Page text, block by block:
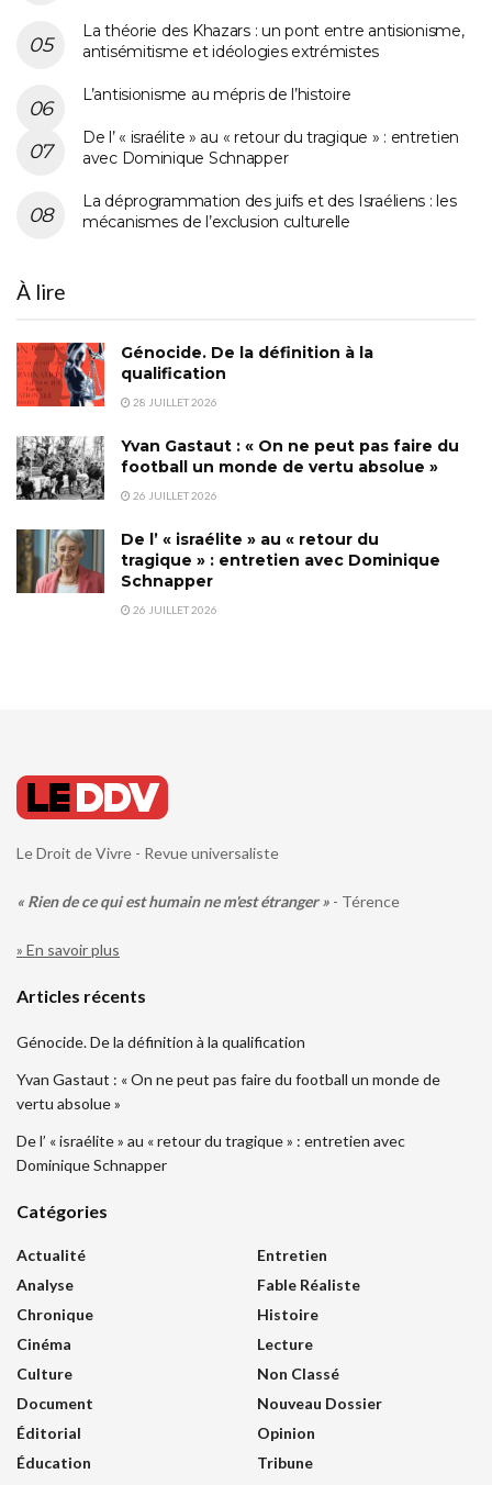
La théorie des Khazars : un pont entre antisionisme,
antisémitisme et idéologies extrémistes
L’antisionisme au mépris de l’histoire
De l’ « israélite » au « retour du tragique » : entretien
avec Dominique Schnapper
La déprogrammation des juifs et des Israéliens : les
mécanismes de l’exclusion culturelle
À lire
Génocide. De la définition à la
qualification
28 JUILLET 2026
Yvan Gastaut : « On ne peut pas faire du
football un monde de vertu absolue »
26 JUILLET 2026
De l’ « israélite » au « retour du
tragique » : entretien avec Dominique
Schnapper
26 JUILLET 2026
Le Droit de Vivre - Revue universaliste
« Rien de ce qui est humain ne m'est étranger » - Térence
» En savoir plus
Articles récents
Génocide. De la définition à la qualification
Yvan Gastaut : « On ne peut pas faire du football un monde de
vertu absolue »
De l’ « israélite » au « retour du tragique » : entretien avec
Dominique Schnapper
Catégories
Actualité
Analyse
Chronique
Cinéma
Culture
Document
Éditorial
Éducation
Entretien
Fable Réaliste
Histoire
Lecture
Non Classé
Nouveau Dossier
Opinion
Tribune